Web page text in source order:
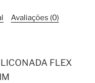
Avaliações (0)
FLEX